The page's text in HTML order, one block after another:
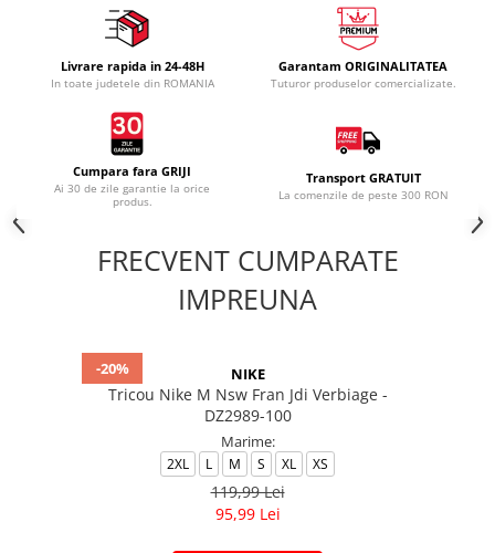
Livrare rapida in 24-48H
In toate judetele din ROMANIA
Garantam ORIGINALITATEA
Tuturor produselor comercializate.
Cumpara fara GRIJI
Ai 30 de zile garantie la orice
produs.
Transport GRATUIT
La comenzile de peste 300 RON
FRECVENT CUMPARATE
IMPREUNA
-20% NIKE
Tricou Nike M Nsw Fran Jdi Verbiage -
DZ2989-100
Marime:
2XL L M S XL XS
119,99 Lei
95,99 Lei